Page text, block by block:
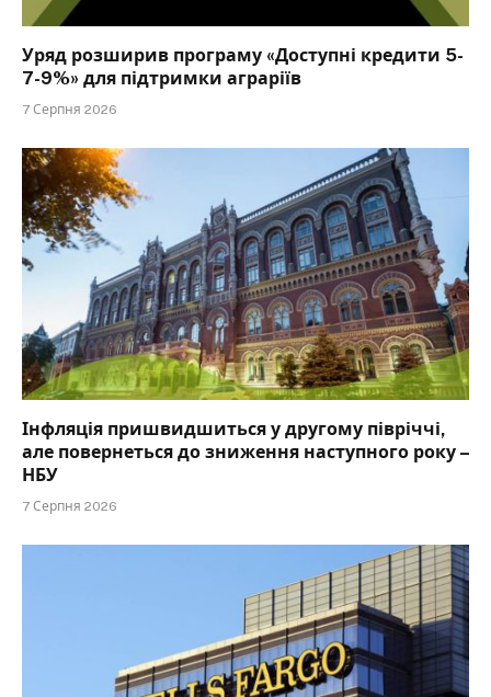
Уряд розширив програму «Доступні кредити 5-
7-9%» для підтримки аграріїв
7 Серпня 2026
Інфляція пришвидшиться у другому півріччі,
але повернеться до зниження наступного року –
НБУ
7 Серпня 2026